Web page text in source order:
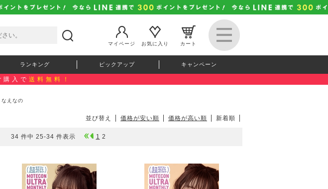
マイページ
お気に入り カート
ランキング ピックアップ キャンペーン
入で 送料無料！
なえなの
並び替え 価格が安い順 価格が高い順 新着順
34 件中 25-34 件表示 1 2